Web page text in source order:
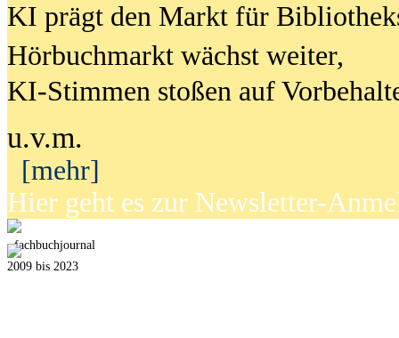
KI prägt den Markt für
Hörbuchmarkt wächst weiter,
KI-Stimmen stoßen auf
u.v.m.
[mehr]
Hier geht es zur Newsletter-
fachbuchjournal
2009 bis 2023